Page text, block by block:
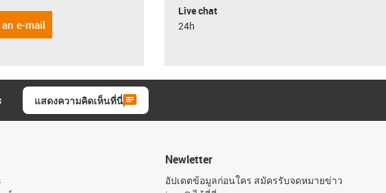
e-mail
Live chat
24h
แสดงความคิดเห็นที่นี่
Newletter
อัปเดตข้อมูลก่อนใคร สมัครรับจดหมายข่าว